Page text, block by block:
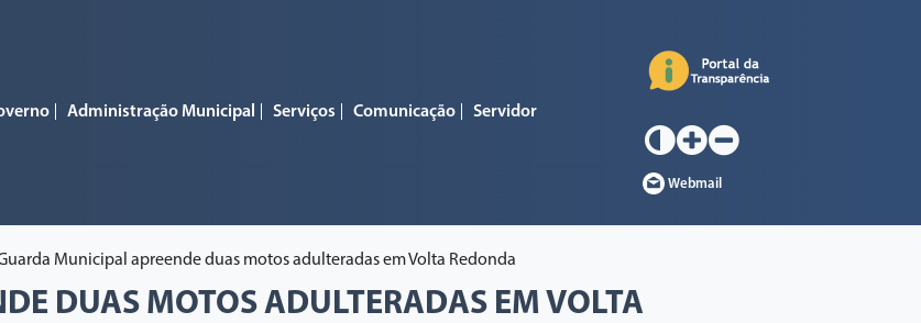
Administração Municipal Serviços Comunicação Servidor
Webmail
Municipal apreende duas motos adulteradas em Volta Redonda
DUAS MOTOS ADULTERADAS EM VOLTA